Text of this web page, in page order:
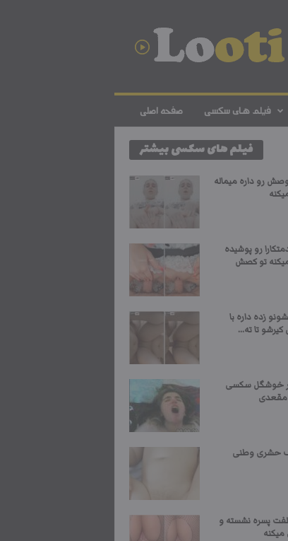
صفحه اصلی فیلم های سکسی
فیلم های سکسی بیشتر
رو داره میماله
رو پوشیده
تو کصش
زده داره با
تا ته...
خوشگل سکسی
مقعدی
حشری وطنی
پسره نشسته و
میکنه